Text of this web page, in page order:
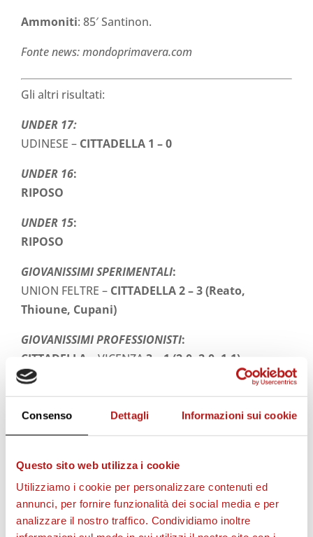
Consenso Dettagli Informazioni sui cookie
Questo sito web utilizza i cookie
Utilizziamo i cookie per personalizzare contenuti ed
annunci, per fornire funzionalità dei social media e per
analizzare il nostro traffico. Condividiamo inoltre
Ammoniti: 85′ Santinon.
Fonte news: mondoprimavera.com
Gli altri risultati:
UNDER 17:
UDINESE – CITTADELLA 1 – 0
UNDER 16:
RIPOSO
UNDER 15:
RIPOSO
GIOVANISSIMI SPERIMENTALI:
UNION FELTRE – CITTADELLA2 – 3 (Reato,
Thioune, Cupani)
GIOVANISSIMI PROFESSIONISTI:
CITTADELLA
– VICENZA 3 – 1 (2-0, 2-0, 1-1)
(2 Crestani, Meneghazzo, Radin, Meneghello)
GIOVANISSIMI PROVINCIALI
– ARCELLA
STAGIONE 2026/27